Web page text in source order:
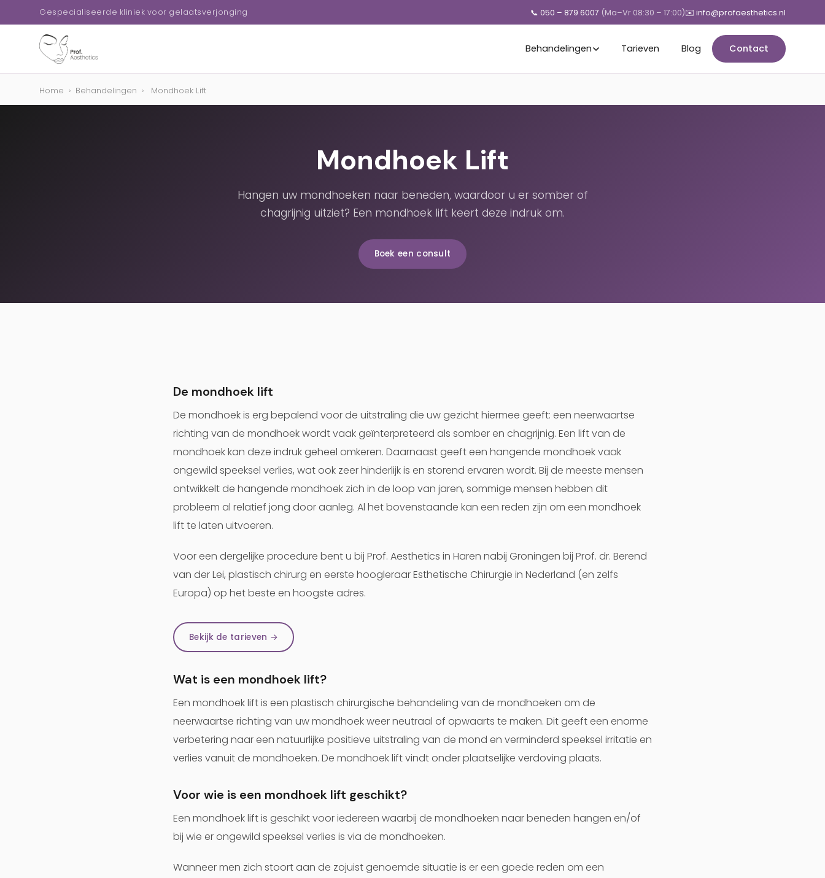
Gespecialiseerde kliniek voor gelaatsverjonging 📞 050 – 879 6007 (Ma–Vr 08:30 – 17:00)✉️ info@profaesthetics.nl
Behandelingen Tarieven Blog Contact
Home › Behandelingen › Mondhoek Lift
Mondhoek Lift
Hangen uw mondhoeken naar beneden, waardoor u er somber of
chagrijnig uitziet? Een mondhoek lift keert deze indruk om.
Boek een consult
De mondhoek lift
De mondhoek is erg bepalend voor de uitstraling die uw gezicht hiermee geeft: een neerwaartse
richting van de mondhoek wordt vaak geïnterpreteerd als somber en chagrijnig. Een lift van de
mondhoek kan deze indruk geheel omkeren. Daarnaast geeft een hangende mondhoek vaak
ongewild speeksel verlies, wat ook zeer hinderlijk is en storend ervaren wordt. Bij de meeste mensen
ontwikkelt de hangende mondhoek zich in de loop van jaren, sommige mensen hebben dit
probleem al relatief jong door aanleg. Al het bovenstaande kan een reden zijn om een mondhoek
lift te laten uitvoeren.
Voor een dergelijke procedure bent u bij Prof. Aesthetics in Haren nabij Groningen bij Prof. dr. Berend
van der Lei, plastisch chirurg en eerste hoogleraar Esthetische Chirurgie in Nederland (en zelfs
Europa) op het beste en hoogste adres.
Bekijk de tarieven →
Wat is een mondhoek lift?
Een mondhoek lift is een plastisch chirurgische behandeling van de mondhoeken om de
neerwaartse richting van uw mondhoek weer neutraal of opwaarts te maken. Dit geeft een enorme
verbetering naar een natuurlijke positieve uitstraling van de mond en verminderd speeksel irritatie en
verlies vanuit de mondhoeken. De mondhoek lift vindt onder plaatselijke verdoving plaats.
Voor wie is een mondhoek lift geschikt?
Een mondhoek lift is geschikt voor iedereen waarbij de mondhoeken naar beneden hangen en/of
bij wie er ongewild speeksel verlies is via de mondhoeken.
Wanneer men zich stoort aan de zojuist genoemde situatie is er een goede reden om een